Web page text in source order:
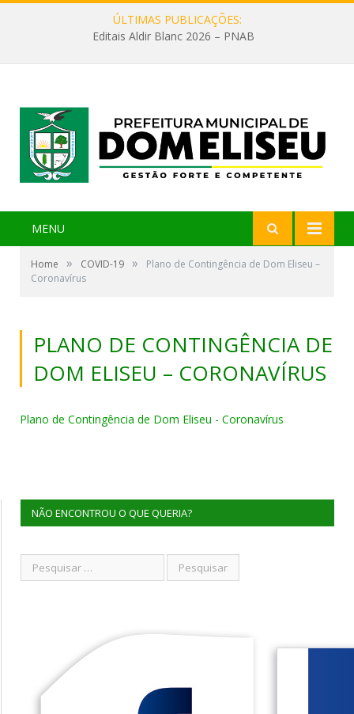
ÚLTIMAS PUBLICAÇÕES:
Editais Aldir Blanc 2026 – PNAB
MENU
Home » COVID-19 »
Plano de Contingência de Dom Eliseu –
Coronavírus
PLANO DE CONTINGÊNCIA DE
DOM ELISEU – CORONAVÍRUS
Plano de Contingência de Dom Eliseu - Coronavírus
NÃO ENCONTROU O QUE QUERIA?